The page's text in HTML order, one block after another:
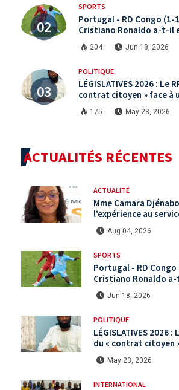
SPORTS
Portugal - RD Congo (1-
Cristiano Ronaldo a-t-il
international ?
204 Jun 18, 2026
POLITIQUE
LÉGISLATIVES 2026 : Le
contrat citoyen » face à
saturée.
175 May 23, 2026
ACTUALITÉS RÉCENTES
ACTUALITÉ
Mme Camara
l’expérience au
territoriaux sous la
Aug 04, 2026
SPORTS
Portugal - RD Congo
Cristiano Ronaldo
international ?
Jun 18, 2026
POLITIQUE
LÉGISLATIVES 2026
du « contrat citoyen
politique saturée.
May 23, 2026
INTERNATIONAL